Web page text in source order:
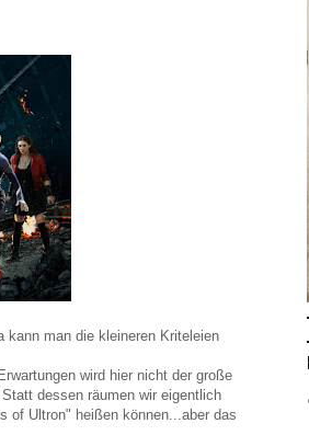
man die kleineren Kriteleien
wird hier nicht der große
dessen räumen wir eigentlich
of Ultron" heißen können...aber das